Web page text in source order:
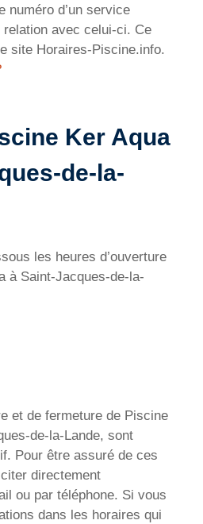
numéro d’un service
avec celui-ci. Ce
site Horaires-Piscine.info.
Ker Aqua
de-la-
les heures d’ouverture
à Saint-Jacques-de-la-
et de fermeture de Piscine
de-la-Lande, sont
Pour être assuré de ces
directement
ou par téléphone. Si vous
dans les horaires qui